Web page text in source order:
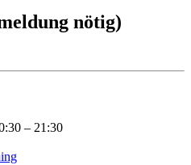
nötig)
– 21:30